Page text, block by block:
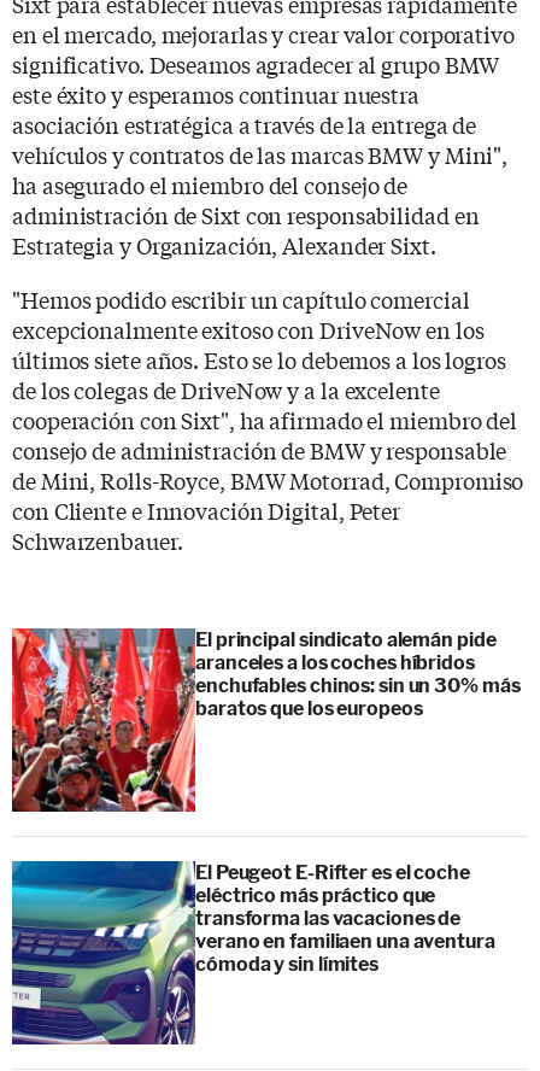
en el mercado, mejorarlas y crear valor corporativo
significativo. Deseamos agradecer al grupo BMW
este éxito y esperamos continuar nuestra
asociación estratégica a través de la entrega de
vehículos y contratos de las marcas BMW y Mini",
ha asegurado el miembro del consejo de
administración de Sixt con responsabilidad en
Estrategia y Organización, Alexander Sixt.
"Hemos podido escribir un capítulo comercial
excepcionalmente exitoso con DriveNow en los
últimos siete años. Esto se lo debemos a los logros
de los colegas de DriveNow y a la excelente
cooperación con Sixt", ha afirmado el miembro del
consejo de administración de BMW y responsable
de Mini, Rolls-Royce, BMW Motorrad, Compromiso
con Cliente e Innovación Digital, Peter
Schwarzenbauer.
El principal sindicato alemán pide
aranceles a los coches híbridos
enchufables chinos: sin un 30% más
baratos que los europeos
El Peugeot E-Rifter es el coche
eléctrico más práctico que
transforma las vacaciones de
verano en familiaen una aventura
cómoda y sin límites